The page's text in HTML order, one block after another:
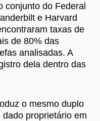
conjunto do Federal
e Harvard
taxas de
de 80% das
analisadas. A
dela dentro das
o mesmo duplo
proprietário em